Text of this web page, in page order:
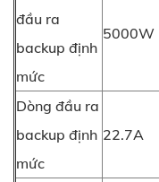
đầu ra
backup định
mức
5000W
Dòng đầu ra
backup định
mức
22.7A